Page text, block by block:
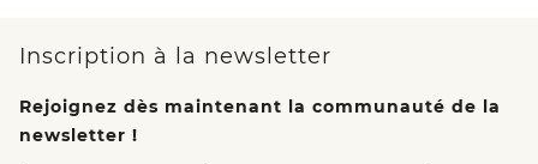
Inscription à la newsletter
Rejoignez dès maintenant la communauté de la
newsletter !